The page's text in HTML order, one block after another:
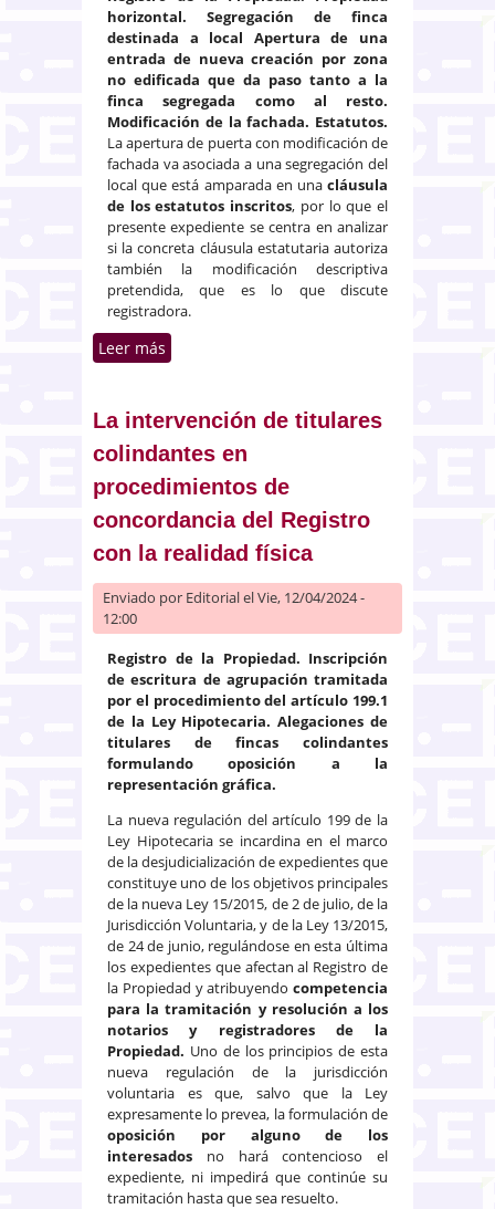
horizontal. Segregación de finca
destinada a local Apertura de una
entrada de nueva creación por zona
no edificada que da paso tanto a la
finca segregada como al resto.
Modificación de la fachada. Estatutos.
La apertura de puerta con modificación de
fachada va asociada a una segregación del
local que está amparada en una cláusula
de los estatutos inscritos, por lo que el
presente expediente se centra en analizar
si la concreta cláusula estatutaria autoriza
también la modificación descriptiva
pretendida, que es lo que discute
registradora.
Leer más
propietarios
La intervención de titulares
colindantes en
procedimientos de
concordancia del Registro
con la realidad física
Enviado por Editorialel Vie, 12/04/2024 -
12:00
Registro de la Propiedad. Inscripción
de escritura de agrupación tramitada
por el procedimiento del artículo 199.1
de la Ley Hipotecaria. Alegaciones de
titulares de fincas colindantes
formulando oposición a la
representación gráfica.
La nueva regulación del artículo 199 de la
Ley Hipotecaria se incardina en el marco
de la desjudicialización de expedientes que
constituye uno de los objetivos principales
de la nueva Ley 15/2015, de 2 de julio, de la
Jurisdicción Voluntaria, y de la Ley 13/2015,
de 24 de junio, regulándose en esta última
los expedientes que afectan al Registro de
la Propiedad y atribuyendo competencia
para la tramitación y resolución a los
notarios y registradores de la
Propiedad. Uno de los principios de esta
nueva regulación de la jurisdicción
voluntaria es que, salvo que la Ley
expresamente lo prevea, la formulación de
oposición por alguno de los
interesados no hará contencioso el
expediente, ni impedirá que continúe su
tramitación hasta que sea resuelto.